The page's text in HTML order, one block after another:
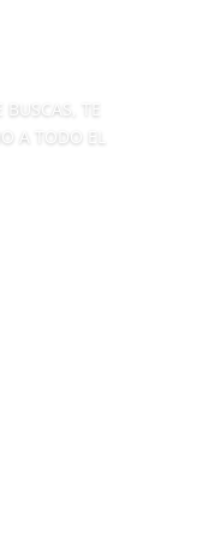
BUSCAS, TE
A TODO EL